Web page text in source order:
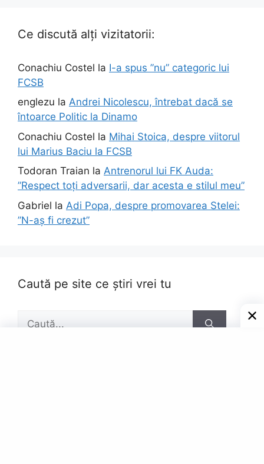
Ce discută alți vizitatorii:
Conachiu Costel la I-a spus ”nu” categoric lui
FCSB
englezu la Andrei Nicolescu, întrebat dacă se
întoarce Politic la Dinamo
Conachiu Costel la Mihai Stoica, despre viitorul
lui Marius Baciu la FCSB
Todoran Traian la Antrenorul lui FK Auda:
”Respect toți adversarii, dar acesta e stilul meu”
Gabriel la Adi Popa, despre promovarea Stelei:
”N-aș fi crezut”
Caută pe site ce știri vrei tu
după: